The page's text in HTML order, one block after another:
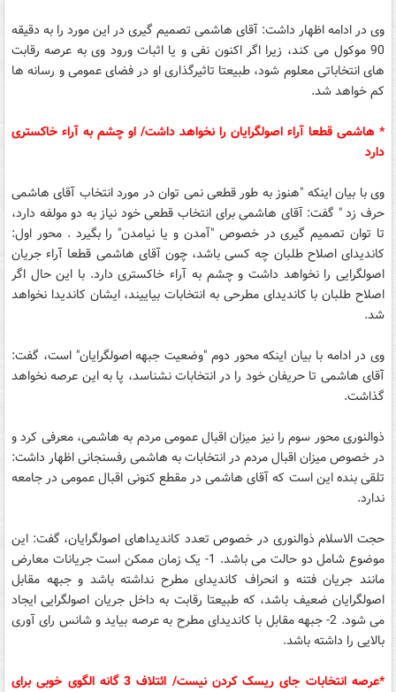
وی در ادامه اظهار داشت: آقای هاشمی تصمیم گیری در این مورد را به دقیقه
90 موکول می کند، زیرا اگر اکنون نفی و یا اثبات ورود وی به عرصه رقابت
های انتخاباتی معلوم شود، طبیعتا تاثیرگذاری او در فضای عمومی و رسانه ها
کم خواهد شد.
* هاشمی قطعا آراء اصولگرایان را نخواهد داشت/ او چشم به آراء خاکستری
دارد
وی با بیان اینکه "هنوز به طور قطعی نمی توان در مورد انتخاب آقای هاشمی
حرف زد " گفت: آقای هاشمی برای انتخاب قطعی خود نیاز به دو مولفه دارد،
تا توان تصمیم گیری در خصوص "آمدن و یا نیامدن" را بگیرد . محور اول:
کاندیدای اصلاح طلبان چه کسی باشد، چون آقای هاشمی قطعا آراء جریان
اصولگرایی را نخواهد داشت و چشم به آراء خاکستری دارد. با این حال اگر
اصلاح طلبان با کاندیدای مطرحی به انتخابات بیاییند، ایشان کاندیدا نخواهد
شد.
وی در ادامه با بیان اینکه محور دوم "وضعیت جبهه اصولگرایان" است، گفت:
آقای هاشمی تا حریفان خود را در انتخابات نشناسد، پا به این عرصه نخواهد
گذاشت.
ذوالنوری محور سوم را نیز میزان اقبال عمومی مردم به هاشمی، معرفی کرد و
در خصوص میزان اقبال مردم در انتخابات به هاشمی رفسنجانی اظهار داشت:
تلقی بنده این است که آقای هاشمی در مقطع کنونی اقبال عمومی در جامعه
ندارد.
حجت الاسلام ذوالنوری در خصوص تعدد کاندیداهای اصولگرایان، گفت: این
موضوع شامل دو حالت می باشد. 1- یک زمان ممکن است جریانات معارض
مانند جریان فتنه و انحراف کاندیدای مطرح نداشته باشد و جبهه مقابل
اصولگرایان ضعیف باشد، که طبیعتا رقابت به داخل جریان اصولگرایی ایجاد
می شود. 2- جبهه مقابل با کاندیدای مطرح به عرصه بیاید و شانس رای آوری
بالایی را داشته باشد.
*عرصه انتخابات جای ریسک کردن نیست/ ائتلاف 3 گانه الگوی خوبی برای